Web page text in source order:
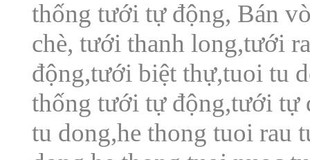
thống tưới tự động, Bán
chè, tưới thanh long,tưới
động,tưới biệt thự,tuoi tu
thống tưới tự động,tưới tự
tu dong,he thong tuoi rau